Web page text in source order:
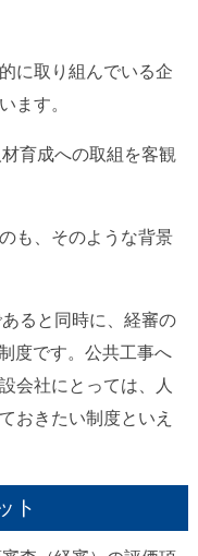
に取り組んでいる企
ます。
育成への取組を客観
も、そのような背景
ると同時に、経審の
度です。公共工事へ
会社にとっては、人
おきたい制度といえ
ト